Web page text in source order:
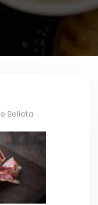
Bellota